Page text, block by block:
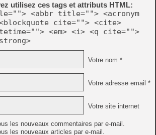
utilisez ces tags et attributs HTML:
<abbr title=""> <acronym
cite=""> <cite>
<em> <i> <q cite="">
Votre nom *
Votre adresse email *
Votre site internet
les nouveaux commentaires par e-mail.
les nouveaux articles par e-mail.